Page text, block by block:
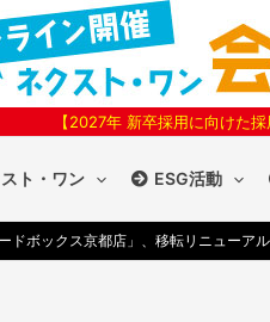
【2027年 新卒採用に向けた
ト・ワン ESG活動
ドボックス京都店」、移転リニューア